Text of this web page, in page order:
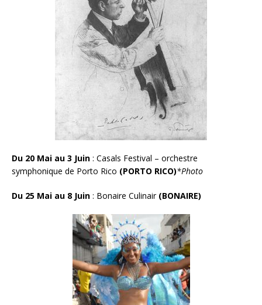
Du 20 Mai au 3 Juin : Casals Festival – orchestre
symphonique de Porto Rico (PORTO RICO)*Photo
Du 25 Mai au 8 Juin : Bonaire Culinair(BONAIRE)